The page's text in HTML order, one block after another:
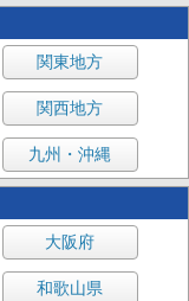
関東地方
関西地方
九州・沖縄
大阪府
和歌山県